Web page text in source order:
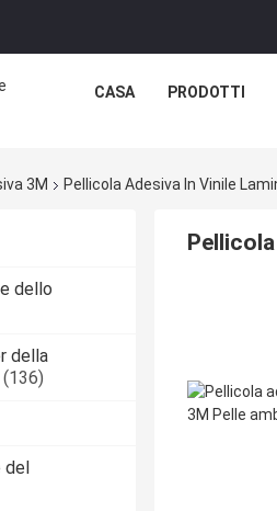
CASA PRODOTTI
3M Pellicola Adesiva In Vinile
dello
della
(136)